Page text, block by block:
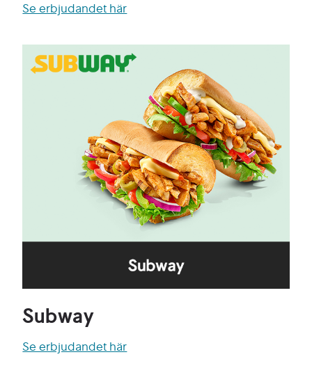
Se erbjudandet här
Subway
Se erbjudandet här